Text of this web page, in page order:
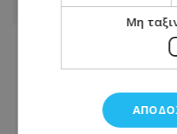
07.08.2026 - 07:53
Πότε τίθεται σε ισχύ
Μη